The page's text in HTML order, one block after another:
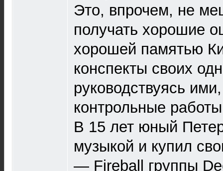
Это, впрочем, не
получать хорошие
хорошей памятью
конспекты своих
руководствуясь
контрольные
В 15 лет юный
музыкой и купил
— Fireball группы